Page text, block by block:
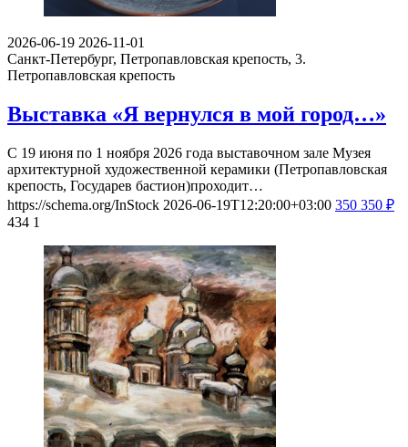
2026-06-19 2026-11-01
Санкт-Петербург, Петропавловская крепость, 3.
Петропавловская крепость
Выставка «Я вернулся в мой город…»
С 19 июня по 1 ноября 2026 года выставочном зале Музея
архитектурной художественной керамики (Петропавловская
крепость, Государев бастион)проходит…
https://schema.org/InStock 2026-06-19T12:20:00+03:00 350 350 ₽
434 1